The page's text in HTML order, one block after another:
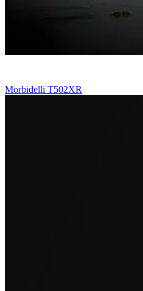
Morbidelli T502XR